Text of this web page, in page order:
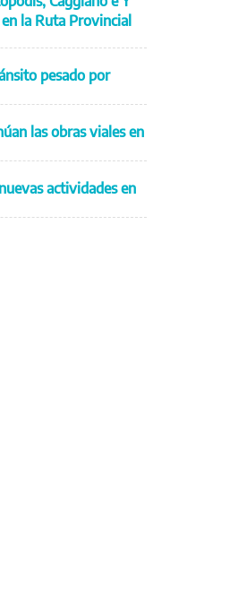
la Ruta Provincial
pesado por
las obras viales en
actividades en